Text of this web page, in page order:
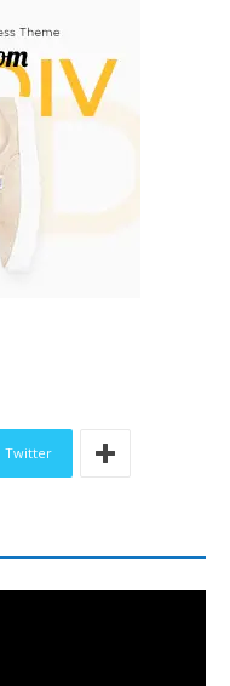
Twitter